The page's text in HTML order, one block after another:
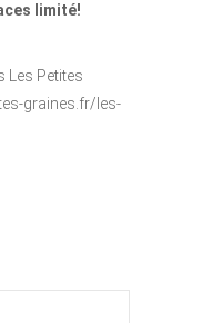
limité!
Les Petites
graines.fr/les-